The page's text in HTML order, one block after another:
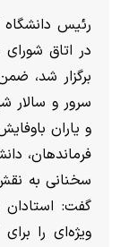
رئیس دانشگاه
در اتاق شورای
برگزار شد،
سرور و سالار
و یاران
فرماندهان،
سخنانی به
گفت: استادان
ویژه‌ای را